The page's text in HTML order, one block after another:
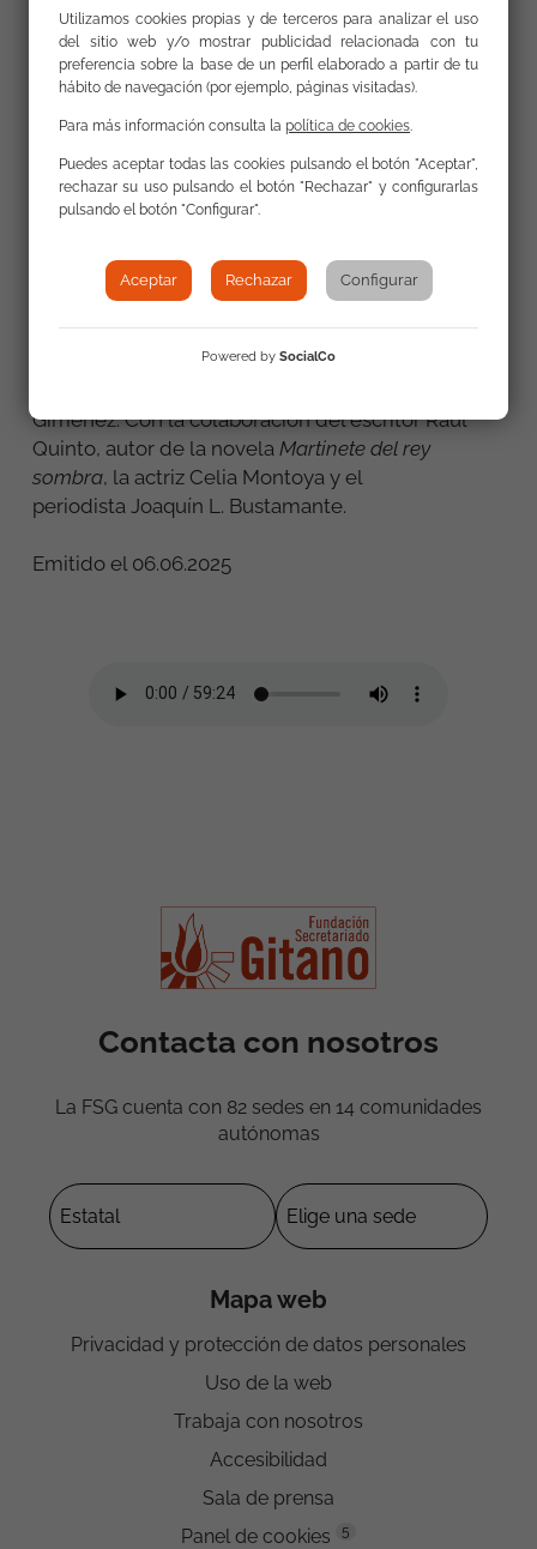
parte de la comunidad gitana en España y que
explica los estereotipos con los que todavía se le
representa.
Con guion de Minerva Oso y realización de Miguel
Ángel Coleto, Seiscientos años de resistencias: una
mirada gitana a la historiacuenta con la
participación de los historiadores Manuel Martínez
de la única asignatura sobre historia y cultura
gitana en España, Araceli Cañadas Ortega; el
antropólogo Iván Periañez Bolaño; el
musicólogo Gonzalo Montaño Peña; y la directora
Giménez. Con la colaboración del escritor Raúl
Quinto, autor de la novela Martinete del rey
sombra, la actriz Celia Montoya y el
periodista Joaquín L. Bustamante.
Emitido el 06.06.2025
Contacta con nosotros
La FSG cuenta con 82 sedes en 14 comunidades
autónomas
Mapa web
Privacidad y protección de datos personales
Uso de la web
Trabaja con nosotros
Accesibilidad
Sala de prensa
Panel de cookies
5
Utilizamos cookies propias y de terceros para analizar el uso
del sitio web y/o mostrar publicidad relacionada con tu
preferencia sobre la base de un perfil elaborado a partir de tu
hábito de navegación (por ejemplo, páginas visitadas).
Para más información consulta la política de cookies
Puedes aceptar todas las cookies pulsando el botón "Aceptar",
rechazar su uso pulsando el botón "Rechazar" y configurarlas
pulsando el botón "Configurar".
Aceptar Rechazar Configurar
Powered by SocialCo